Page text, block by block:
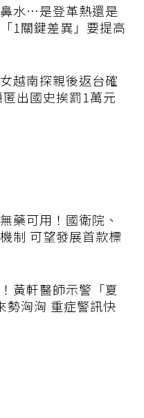
水⋯是登革熱還是
1關鍵差異」要提高
越南探親後返台確
出國史挨罰1萬元
藥可用！國衛院、
制 可望發展首款標
黃軒醫師示警「夏
勢洶洶 重症警訊快